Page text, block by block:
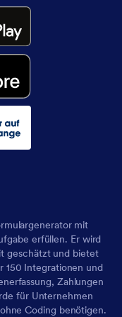
mit
erfüllen. Er wird
geschätzt und bietet
150 Integrationen und
Zahlungen
für Unternehmen
Coding benötigen.